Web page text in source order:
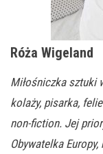
Róża Wigeland
Miłośniczka sztuki
kolaży, pisarka,
non-fiction. Jej
Obywatelka